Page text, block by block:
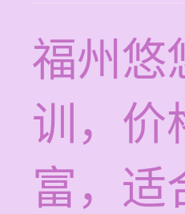
福州悠
训，价
富，适